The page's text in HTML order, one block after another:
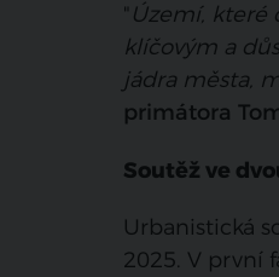
" Území, které
klíčovým a
jádra města,
primátora
Soutěž ve
Urbanistická
2025. V první